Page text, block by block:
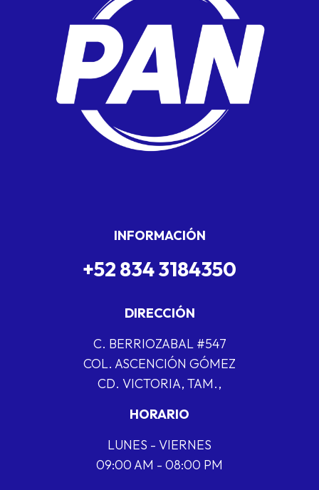
INFORMACIÓN
+52 834 3184350
DIRECCIÓN
C. BERRIOZABAL #547
COL. ASCENCIÓN GÓMEZ
CD. VICTORIA, TAM.,
HORARIO
LUNES - VIERNES
09:00 AM - 08:00 PM